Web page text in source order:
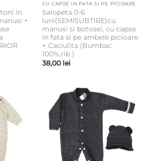
in
+
CU CAPSE IN FATA SI PE PICIOARE
Salopeta 0-6
luni(SEMISUBTIRE)cu
manusi si botosei, cu capse
in fata si pe ambele picioare
+ Caciulita (Bumbac
100%,rib )
38,00 lei